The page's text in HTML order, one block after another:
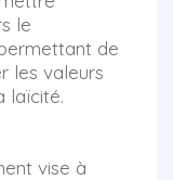
le
de
les valeurs
laïcité.
vise à